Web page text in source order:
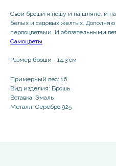
Свои броши я ношу и на шляпе, и
белых и садовых желтых.
первоцветами. И обязательными
Самоцветы
Размер броши - 14.3 см
Примерный вес: 16
Вид изделия: Брошь
Вставка: Эмаль
Металл: Серебро 925